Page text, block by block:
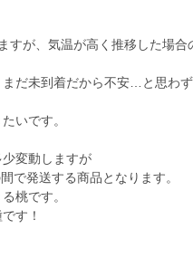
すが、気温が高く推移した場
だ未到着だから不安…と思わ
いです。
変動しますが
で発送する商品となります。
桃です。
す！